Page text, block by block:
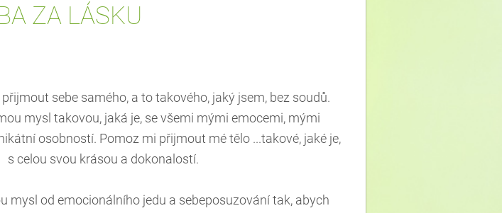
ZA LÁSKU
sebe samého, a to takového, jaký jsem, bez soudů.
mysl takovou, jaká je, se všemi mými emocemi, mými
osobností. Pomoz mi přijmout mé tělo ...takové, jaké je,
s celou svou krásou a dokonalostí.
mysl od emocionálního jedu a sebeposuzování tak, abych